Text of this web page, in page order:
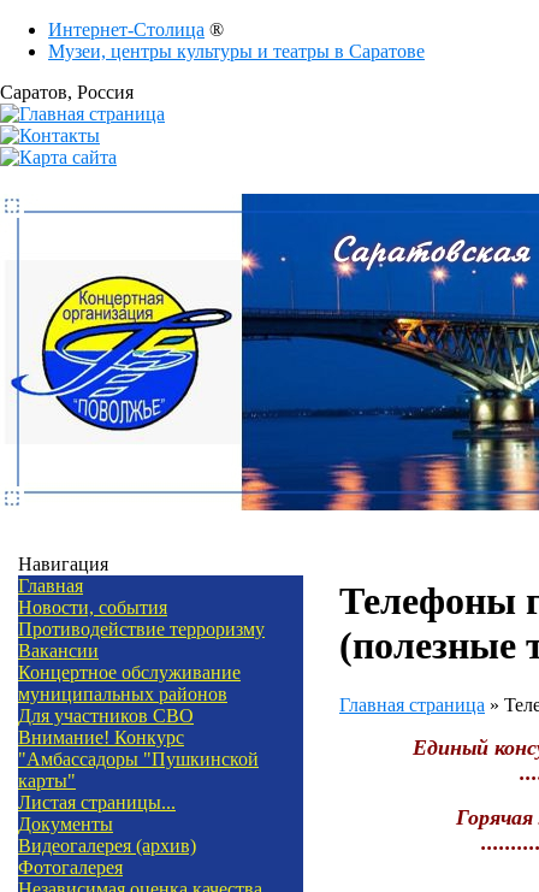
Интернет-Столица ®
Музеи, центры культуры и театры в Саратове
Саратов, Россия
Навигация
Главная
Новости, события
Противодействие терроризму
Вакансии
Концертное обслуживание
муниципальных районов
Для участников СВО
Внимание! Конкурс
"Амбассадоры "Пушкинской
карты"
Листая страницы...
Документы
Видеогалерея (архив)
Фотогалерея
Телефоны
(полезные
Главная страница »
Единый